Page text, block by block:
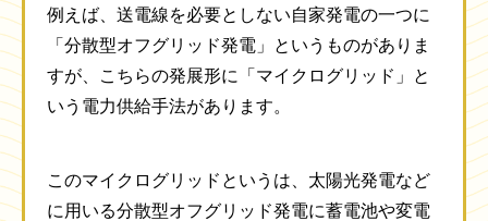
例えば、送電線を必要としない自家発電の一つに
「分散型オフグリッド発電」というものがありま
すが、こちらの発展形に「マイクログリッド」と
いう電力供給手法があります。
このマイクログリッドというは、太陽光発電など
に用いる分散型オフグリッド発電に蓄電池や変電